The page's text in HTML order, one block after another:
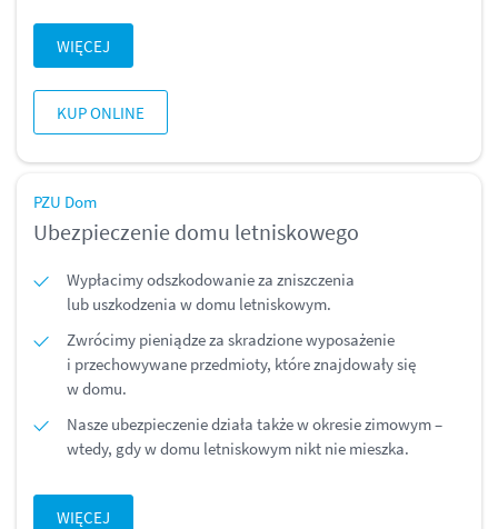
WIĘCEJ
KUP ONLINE
PZU Dom
Ubezpieczenie domu letniskowego
Wypłacimy odszkodowanie za zniszczenia
lub uszkodzenia w domu letniskowym.
Zwrócimy pieniądze za skradzione wyposażenie
i przechowywane przedmioty, które znajdowały się
w domu.
Nasze ubezpieczenie działa także w okresie zimowym –
wtedy, gdy w domu letniskowym nikt nie mieszka.
WIĘCEJ